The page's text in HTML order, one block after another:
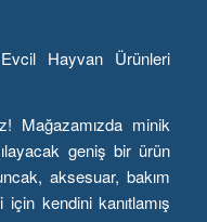
Hayvan Ürünleri
Mağazamızda minik
geniş bir ürün
aksesuar, bakım
kendini kanıtlamış